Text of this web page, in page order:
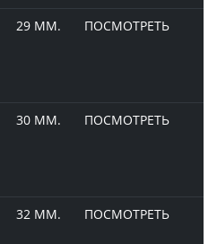
29 ММ. ПОСМОТРЕТЬ
30 ММ. ПОСМОТРЕТЬ
32 ММ. ПОСМОТРЕТЬ